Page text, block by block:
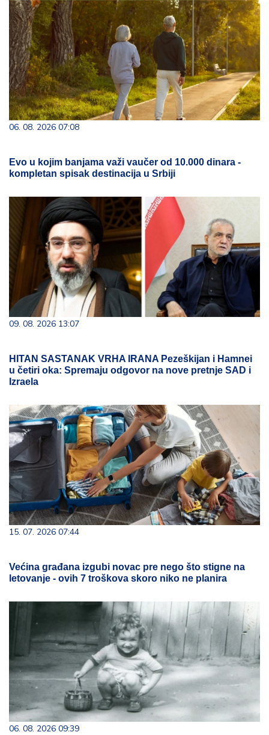
06. 08. 2026 07:08
Evo u kojim banjama važi vaučer od 10.000 dinara -
kompletan spisak destinacija u Srbiji
09. 08. 2026 13:07
HITAN SASTANAK VRHA IRANA Pezeškijan i Hamnei
u četiri oka: Spremaju odgovor na nove pretnje SAD i
Izraela
15. 07. 2026 07:44
Većina građana izgubi novac pre nego što stigne na
letovanje - ovih 7 troškova skoro niko ne planira
06. 08. 2026 09:39